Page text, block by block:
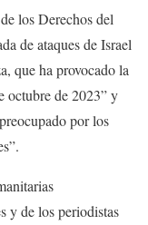
los Derechos del
de ataques de Israel
que ha provocado la
octubre de 2023” y
por los
y de los periodistas